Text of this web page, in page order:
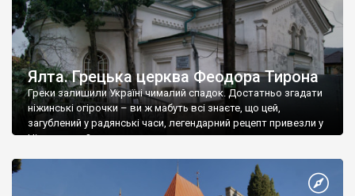
Ялта. Грецька церква Феодора Тирона
Греки залишили Україні чималий спадок. Достатньо згадати
ніжинські огірочки – ви ж мабуть всі знаєте, що цей,
загублений у радянські часи, легендарний рецепт привезли у
Ніжин греки?